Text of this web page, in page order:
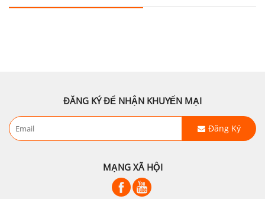
ĐĂNG KÝ ĐỂ NHẬN KHUYẾN MẠI
Đăng Ký
MẠNG XÃ HỘI